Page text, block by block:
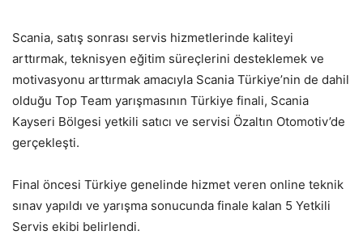
Scania, satış sonrası servis hizmetlerinde kaliteyi
arttırmak, teknisyen eğitim süreçlerini desteklemek ve
motivasyonu arttırmak amacıyla Scania Türkiye’nin de dahil
olduğu Top Team yarışmasının Türkiye finali, Scania
Kayseri Bölgesi yetkili satıcı ve servisi Özaltın Otomotiv’de
gerçekleşti.
Final öncesi Türkiye genelinde hizmet veren online teknik
sınav yapıldı ve yarışma sonucunda finale kalan 5 Yetkili
Servis ekibi belirlendi.